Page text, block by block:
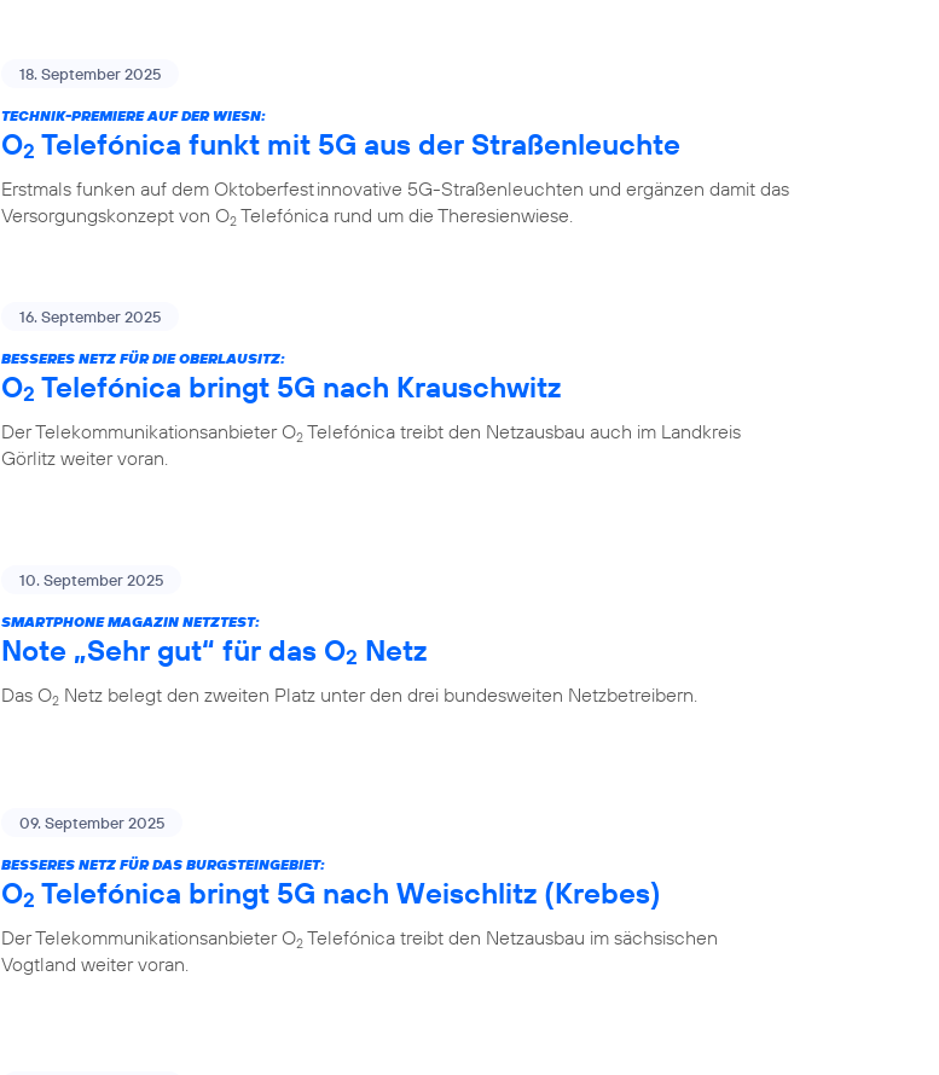
18. September 2025
TECHNIK-PREMIERE AUF DER WIESN:
O2 Telefónica funkt mit 5G aus der Straßenleuchte
Erstmals funken auf dem Oktoberfest innovative 5G-Straßenleuchten und ergänzen damit das
Versorgungskonzept von O2 Telefónica rund um die Theresienwiese.
16. September 2025
BESSERES NETZ FÜR DIE OBERLAUSITZ:
O2 Telefónica bringt 5G nach Krauschwitz
Der Telekommunikationsanbieter O2 Telefónica treibt den Netzausbau auch im Landkreis
Görlitz weiter voran.
10. September 2025
SMARTPHONE MAGAZIN NETZTEST:
Note „Sehr gut“ für das O2 Netz
Das O2 Netz belegt den zweiten Platz unter den drei bundesweiten Netzbetreibern.
09. September 2025
BESSERES NETZ FÜR DAS BURGSTEINGEBIET:
O2 Telefónica bringt 5G nach Weischlitz (Krebes)
Der Telekommunikationsanbieter O2 Telefónica treibt den Netzausbau im sächsischen
Vogtland weiter voran.